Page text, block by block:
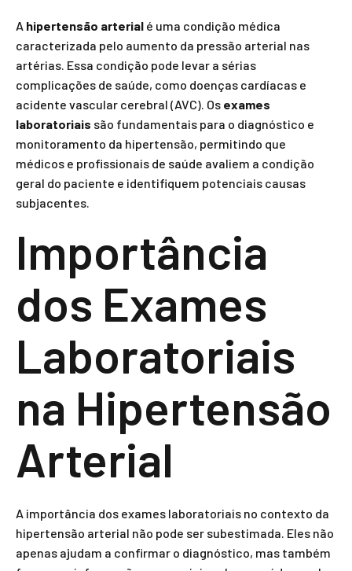
A hipertensão arterial é uma condição médica
caracterizada pelo aumento da pressão arterial nas
artérias. Essa condição pode levar a sérias
complicações de saúde, como doenças cardíacas e
acidente vascular cerebral (AVC). Os exames
laboratoriais são fundamentais para o diagnóstico e
monitoramento da hipertensão, permitindo que
médicos e profissionais de saúde avaliem a condição
geral do paciente e identifiquem potenciais causas
subjacentes.
Importância
dos Exames
Laboratoriais
na Hipertensão
Arterial
A importância dos exames laboratoriais no contexto da
hipertensão arterial não pode ser subestimada. Eles não
apenas ajudam a confirmar o diagnóstico, mas também